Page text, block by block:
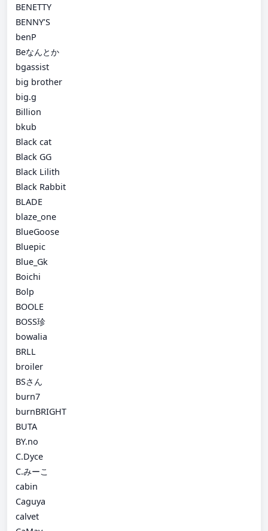
BENETTY
BENNY’S
benP
Beなんとか
bgassist
big brother
big.g
Billion
bkub
Black cat
Black GG
Black Lilith
Black Rabbit
BLADE
blaze_one
BlueGoose
Bluepic
Blue_Gk
Boichi
Bolp
BOOLE
BOSS珍
bowalia
BRLL
broiler
BSさん
burn7
burnBRIGHT
BUTA
BY.no
C.Dyce
C.みーこ
cabin
Caguya
calvet